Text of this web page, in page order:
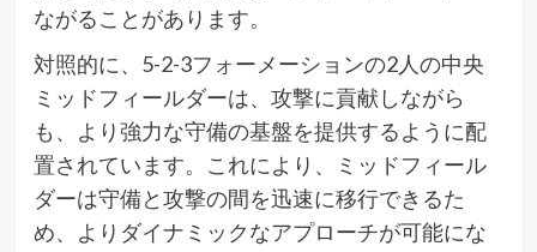
ながることがあります。
対照的に、5-2-3フォーメーションの2人の中央
ミッドフィールダーは、攻撃に貢献しながら
も、より強力な守備の基盤を提供するように配
置されています。これにより、ミッドフィール
ダーは守備と攻撃の間を迅速に移行できるた
め、よりダイナミックなアプローチが可能にな